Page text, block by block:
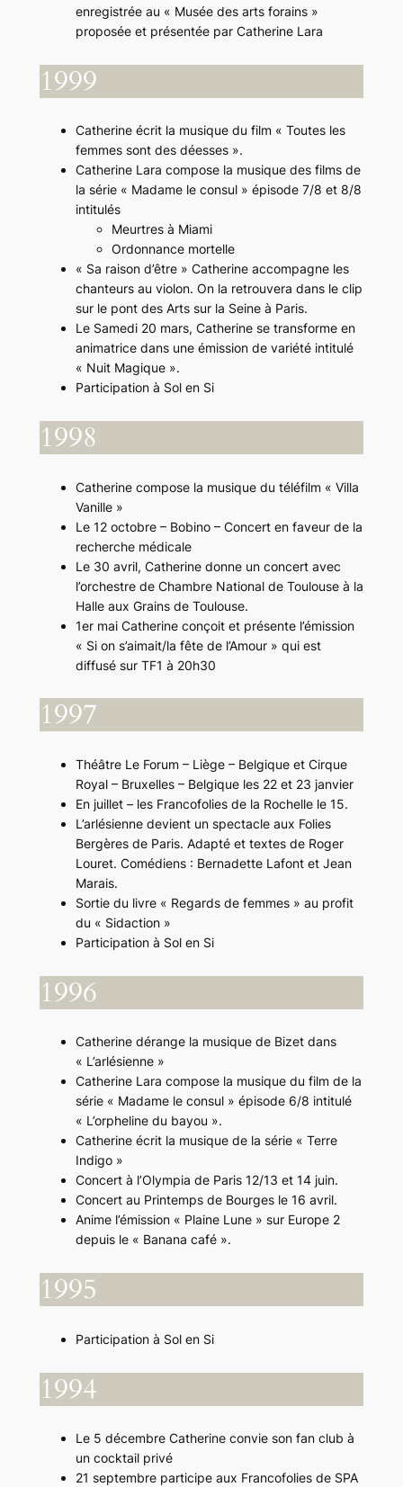
enregistrée au « Musée des arts forains »
proposée et présentée par Catherine Lara
1999
Catherine écrit la musique du film « Toutes les
femmes sont des déesses ».
Catherine Lara compose la musique des films de
la série « Madame le consul » épisode 7/8 et 8/8
intitulés
Meurtres à Miami
Ordonnance mortelle
« Sa raison d’être » Catherine accompagne les
chanteurs au violon. On la retrouvera dans le clip
sur le pont des Arts sur la Seine à Paris.
Le Samedi 20 mars, Catherine se transforme en
animatrice dans une émission de variété intitulé
« Nuit Magique ».
Participation à Sol en Si
1998
Catherine compose la musique du téléfilm « Villa
Vanille »
Le 12 octobre – Bobino – Concert en faveur de la
recherche médicale
Le 30 avril, Catherine donne un concert avec
l’orchestre de Chambre National de Toulouse à la
Halle aux Grains de Toulouse.
1er mai Catherine conçoit et présente l’émission
« Si on s’aimait/la fête de l’Amour » qui est
diffusé sur TF1 à 20h30
1997
Théâtre Le Forum – Liège – Belgique et Cirque
Royal – Bruxelles – Belgique les 22 et 23 janvier
En juillet – les Francofolies de la Rochelle le 15.
L’arlésienne devient un spectacle aux Folies
Bergères de Paris. Adapté et textes de Roger
Louret. Comédiens : Bernadette Lafont et Jean
Marais.
Sortie du livre « Regards de femmes » au profit
du « Sidaction »
Participation à Sol en Si
1996
Catherine dérange la musique de Bizet dans
« L’arlésienne »
Catherine Lara compose la musique du film de la
série « Madame le consul » épisode 6/8 intitulé
« L’orpheline du bayou ».
Catherine écrit la musique de la série « Terre
Indigo »
Concert à l’Olympia de Paris 12/13 et 14 juin.
Concert au Printemps de Bourges le 16 avril.
Anime l’émission « Plaine Lune » sur Europe 2
depuis le « Banana café ».
1995
Participation à Sol en Si
1994
Le 5 décembre Catherine convie son fan club à
un cocktail privé
21 septembre participe aux Francofolies de SPA